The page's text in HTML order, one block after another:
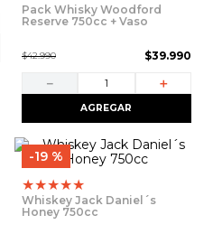
Pack Whisky Woodford
Reserve 750cc + Vaso
$42.990 $39.990
＋
－
AGREGAR
19 %
★★★★★
Whiskey Jack Daniel´s
Honey 750cc